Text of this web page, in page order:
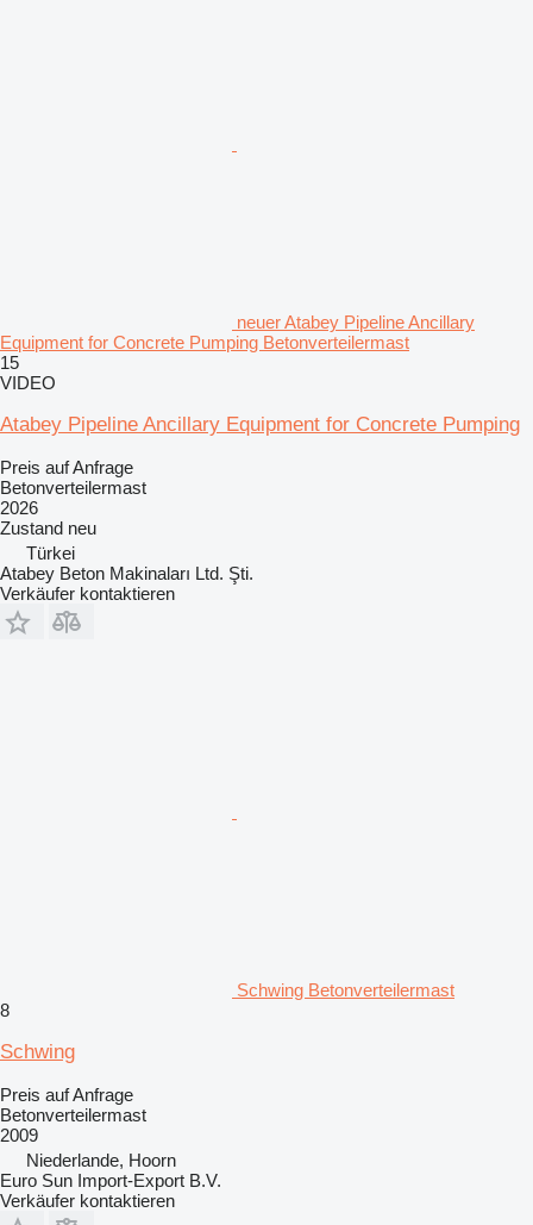
neuer Atabey Pipeline Ancillary
Equipment for Concrete Pumping Betonverteilermast
15
VIDEO
Atabey Pipeline Ancillary Equipment for Concrete Pumping
Preis auf Anfrage
Betonverteilermast
2026
Zustand neu
Türkei
Atabey Beton Makinaları Ltd. Şti.
Verkäufer kontaktieren
Schwing Betonverteilermast
8
Schwing
Preis auf Anfrage
Betonverteilermast
2009
Niederlande, Hoorn
Euro Sun Import-Export B.V.
Verkäufer kontaktieren